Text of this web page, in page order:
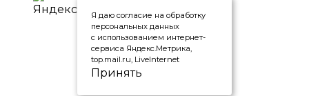
Я даю согласие на обработку
персональных данных
с использованием интернет-
сервиса Яндекс.Метрика,
top.mail.ru, LiveInternet
Принять